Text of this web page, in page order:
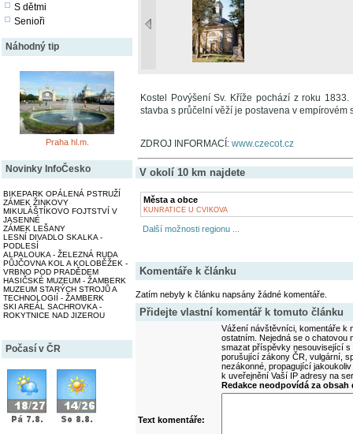
S dětmi
Senioři
Náhodný tip
Praha hl.m.
Novinky InfoČesko
BIKEPARK OPÁLENÁ PSTRUŽÍ
ZÁMEK ŽINKOVY
MIKULÁŠTÍKOVO FOJTSTVÍ V
JASENNÉ
ZÁMEK LEŠANY
LESNÍ DIVADLO SKALKA -
PODLESÍ
ALPALOUKA - ŽELEZNÁ RUDA
PŮJČOVNA KOL A KOLOBĚŽEK -
VRBNO POD PRADĚDEM
HASIČSKÉ MUZEUM - ŽAMBERK
MUZEUM STARÝCH STROJŮ A
TECHNOLOGIÍ - ŽAMBERK
SKI AREÁL SACHROVKA -
ROKYTNICE NAD JIZEROU
Počasí v ČR
Kostel Povýšení Sv. Kříže pochází z roku
stavba s průčelní věží je postavena v empírovém
ZDROJ INFORMACÍ: www.czecot.cz
V okolí 10 km najdete
Města a obce
KUNRATICE U CVIKOVA
Další možnosti regionu ...
Komentáře k článku
Zatím nebyly k článku napsány žádné komentáře.
Přidejte vlastní komentář k tomuto článku
Vážení návštěvníci, komentáře k
ostatním. Nejedná se o
smazat příspěvky nesouvisející
porušující zákony ČR, vulgární,
nezákonné, propagující
k uveřejnění Vaší IP adresy na
Redakce neodpovídá za
Text komentáře: